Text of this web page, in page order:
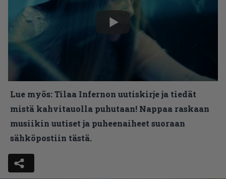
Lue myös:Tilaa Infernon uutiskirje ja tiedät
mistä kahvitauolla puhutaan! Nappaa raskaan
musiikin uutiset ja puheenaiheet suoraan
sähköpostiin tästä.